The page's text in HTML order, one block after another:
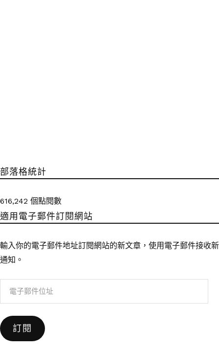
部落格統計
616,242 個點閱數
適用電子郵件訂閱網站
輸入你的電子郵件地址訂閱網站的新文章，使用電子郵件接收新
通知。
件
位
訂閱